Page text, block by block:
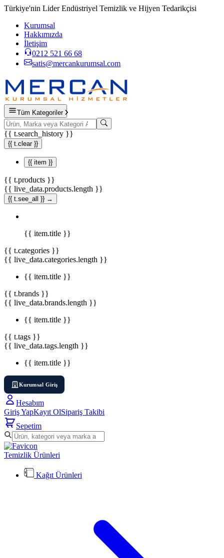
Türkiye'nin Lider Endüstriyel Temizlik ve Hijyen Tedarikçisi
Kurumsal
Hakkımızda
İletişim
0212 521 66 68
satis@mercankurumsal.com
Tüm Kategoriler
{{ t.search_history }}
{{ t.clear }}
{{ item }}
{{ t.products }}
{{ live_data.products.length }}
{{ t.see_all }} →
{{ item.title }}
{{ t.categories }}
{{ live_data.categories.length }}
{{ item.title }}
{{ t.brands }}
{{ live_data.brands.length }}
{{ item.title }}
{{ t.tags }}
{{ live_data.tags.length }}
{{ item.title }}
Kurumsal Giriş
Hesabım
Giriş YapKayıt OlSipariş Takibi
Sepetim
Temizlik Ürünleri
Kağıt Ürünleri